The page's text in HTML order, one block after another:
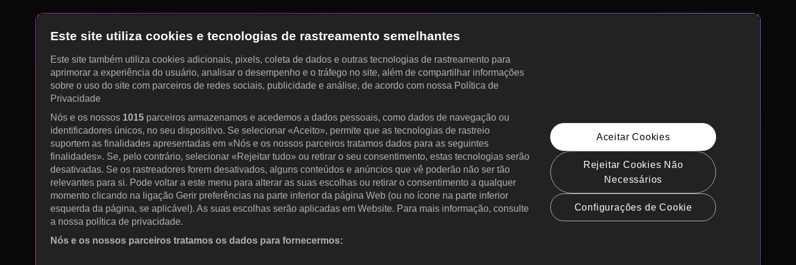
Este site utiliza cookies e tecnologias de rastreamento semelhantes
Este site também utiliza cookies adicionais, pixels, coleta de dados e outras tecnologias de rastreamento para
aprimorar a experiência do usuário, analisar o desempenho e o tráfego no site, além de compartilhar informações
sobre o uso do site com parceiros de redes sociais, publicidade e análise, de acordo com nossa Política de
Privacidade
Nós e os nossos 1015 parceiros armazenamos e acedemos a dados pessoais, como dados de navegação ou
identificadores únicos, no seu dispositivo. Se selecionar «Aceito», permite que as tecnologias de rastreio
suportem as finalidades apresentadas em «Nós e os nossos parceiros tratamos dados para as seguintes
finalidades». Se, pelo contrário, selecionar «Rejeitar tudo» ou retirar o seu consentimento, estas tecnologias serão
desativadas. Se os rastreadores forem desativados, alguns conteúdos e anúncios que vê poderão não ser tão
relevantes para si. Pode voltar a este menu para alterar as suas escolhas ou retirar o consentimento a qualquer
momento clicando na ligação Gerir preferências na parte inferior da página Web (ou no ícone na parte inferior
esquerda da página, se aplicável). As suas escolhas serão aplicadas em Website. Para mais informação, consulte
a nossa política de privacidade.
Nós e os nossos parceiros tratamos os dados para fornecermos:
Aceitar Cookies
Rejeitar Cookies Não
Necessários
Configurações de Cookie